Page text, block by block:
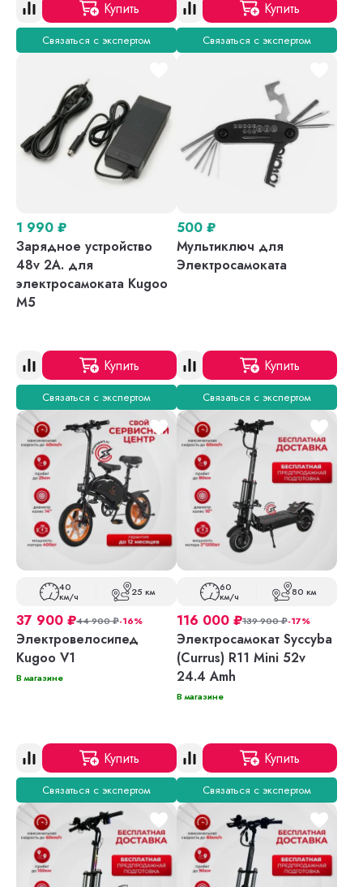
Купить
Связаться с экспертом
Купить
Связаться с экспертом
1 990 ₽
Зарядное устройство
48v 2A. для
электросамоката Kugoo
M5
Купить
Связаться с экспертом
500 ₽
Мультиключ для
Электросамоката
Купить
Связаться с экспертом
40
км/ч 25 км
37 900 ₽44 900₽-16%
Электровелосипед
Kugoo V1
В магазине
Купить
Связаться с экспертом
60
км/ч 80 км
116 000 ₽139 900₽-17%
Электросамокат Syccyba
(Currus) R11 Mini 52v
24.4 Amh
В магазине
Купить
Связаться с экспертом